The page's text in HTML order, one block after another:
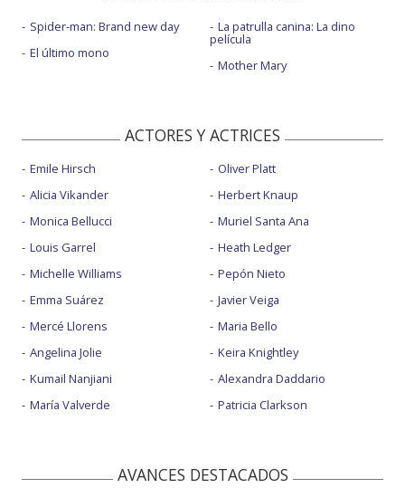
Spider-man: Brand new day
El último mono
La patrulla canina: La dino
película
Mother Mary
ACTORES Y ACTRICES
Emile Hirsch
Alicia Vikander
Monica Bellucci
Louis Garrel
Michelle Williams
Emma Suárez
Mercé Llorens
Angelina Jolie
Kumail Nanjiani
María Valverde
Oliver Platt
Herbert Knaup
Muriel Santa Ana
Heath Ledger
Pepón Nieto
Javier Veiga
Maria Bello
Keira Knightley
Alexandra Daddario
Patricia Clarkson
AVANCES DESTACADOS